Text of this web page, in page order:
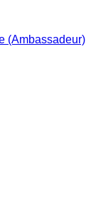
(Ambassadeur)